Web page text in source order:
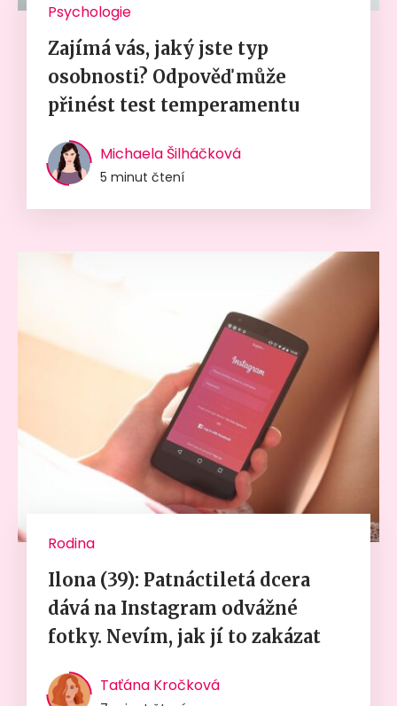
Psychologie
Zajímá vás, jaký jste typ
osobnosti? Odpověď může
přinést test temperamentu
Michaela Šilháčková
5 minut čtení
Rodina
Ilona (39): Patnáctiletá dcera
dává na Instagram odvážné
fotky. Nevím, jak jí to zakázat
Taťána Kročková